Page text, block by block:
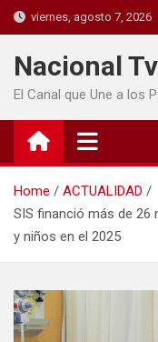
viernes, agosto 7, 2026
Nacional
El Canal que Une a los
Home
ACTUALIDAD
SIS financió más de 26
y niños en el 2025